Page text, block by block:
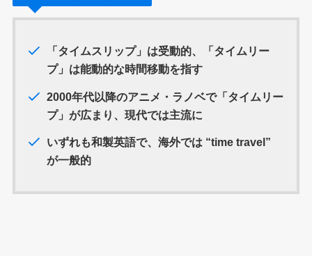
「タイムスリップ」は受動的、「タイムリー
プ」は能動的な時間移動を指す
2000年代以降のアニメ・ラノベで「タイムリー
プ」が広まり、現代では主流に
いずれも和製英語で、海外では “time travel”
が一般的